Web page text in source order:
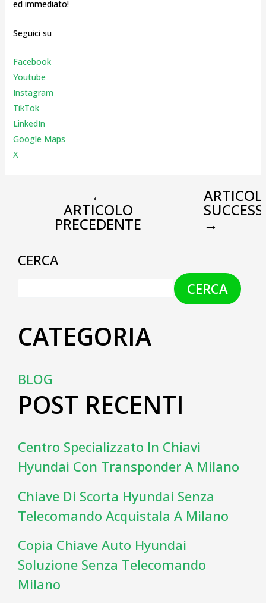
ed immediato!
Seguici su
Facebook
Youtube
Instagram
TikTok
LinkedIn
Google Maps
X
←
ARTICOLO
PRECEDENTE →
CERCA
CERCA
CATEGORIA
BLOG
POST RECENTI
Centro Specializzato In Chiavi
Hyundai Con Transponder A Milano
Chiave Di Scorta Hyundai Senza
Telecomando Acquistala A Milano
Copia Chiave Auto Hyundai
Soluzione Senza Telecomando
Milano